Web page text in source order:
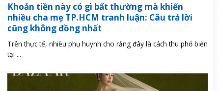
Khoản tiền này có gì bất thường mà khiến
nhiều cha mẹ TP.HCM tranh luận: Câu trả lời
cũng không đồng nhất
Trên thực tế, nhiều phụ huynh cho rằng đây là cách thu phổ biến
tại ...